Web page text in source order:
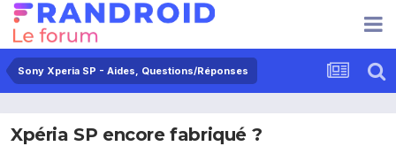
Sony Xperia SP - Aides, Questions/Réponses
Xpéria SP encore fabriqué ?